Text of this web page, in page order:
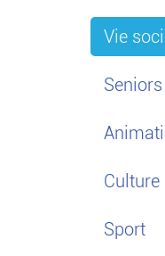
Vie
Seniors
Culture
Sport